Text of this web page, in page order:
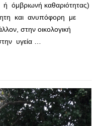
όμβριωνή καθαριότητας)
και ανυπόφορη με
στην οικολογική
υγεία …